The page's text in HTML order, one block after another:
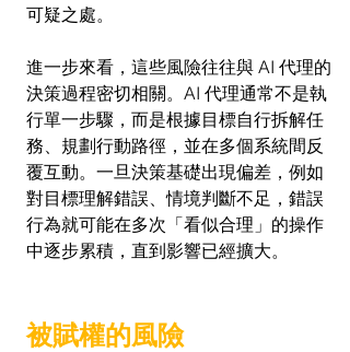
可疑之處。
進一步來看，這些風險往往與 AI 代理的
決策過程密切相關。AI 代理通常不是執
行單一步驟，而是根據目標自行拆解任
務、規劃行動路徑，並在多個系統間反
覆互動。一旦決策基礎出現偏差，例如
對目標理解錯誤、情境判斷不足，錯誤
行為就可能在多次「看似合理」的操作
中逐步累積，直到影響已經擴大。
被賦權的風險